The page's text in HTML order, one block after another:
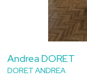
Andrea DORET
DORET ANDREA